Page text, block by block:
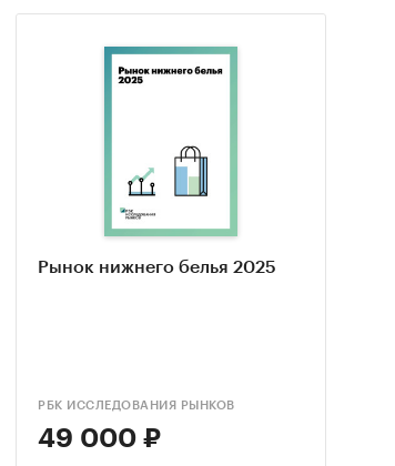
Рынок нижнего белья 2025
РБК ИССЛЕДОВАНИЯ РЫНКОВ
49 000 ₽